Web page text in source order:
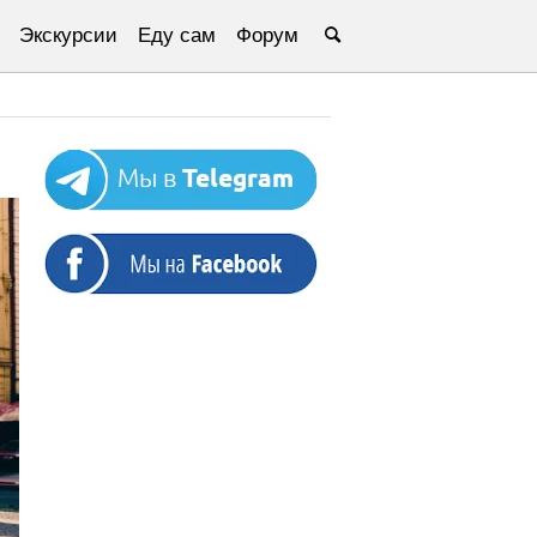
Экскурсии Еду сам Форум